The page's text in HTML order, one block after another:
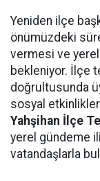
Yeniden ilçe
önümüzdeki
vermesi ve
bekleniyor. İlçe
doğrultusunda
sosyal
Yahşihan İlçe
yerel gündeme
vatandaşlarla